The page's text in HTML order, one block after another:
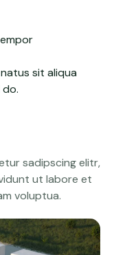
sit aliqua
sadipscing elitr,
ut labore et
voluptua.